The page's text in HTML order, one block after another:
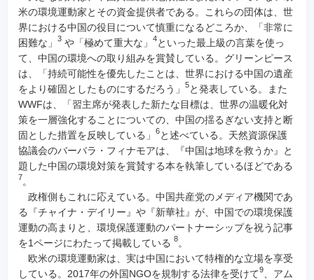
米の環境運動家とその資金提供者である。これらの団体は、世
界における中国の役目について慎重になるどころか、「非常に
困難な」
3や「極めて重大な」 4といった最上級の言葉を使っ
て、中国の環境への取り組みを賞賛している。グリーンピース
は、「持続可能性を優先したことは、世界における中国の遺産
をより確固としたものにするだろう」
5と発表している。また
WWFは、「習主席が発表した新たな目標は、世界の温暖化対
策を一層強化することについての、中国の揺るぎない支持と断
固とした措置を反映している」
6と述べている。天然資源保護
協議会のバーバラ・フィナモアは、『中国は地球を救うか』と
題した中国の環境対策を賞賛する本を執筆しているほどである
7。
政権側もこれに応えている。中国共産党のメディア機関であ
る『チャイナ・デイリー』や『新華社』が、中国での環境保護
運動の高まりと、環境保護運動のパートナーシップを祝う記事
を1ページにわたって掲載している 8。
欧米の環境運動家は、実は中国において特権的な立場を享受
している。2017年の外国NGOを規制する法律を受けて9、アム